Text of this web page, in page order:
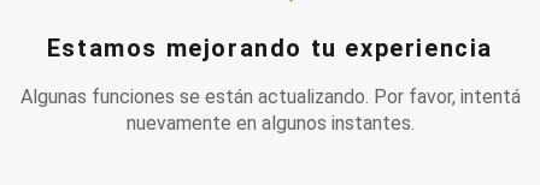
Estamos mejorando tu experiencia
Algunas funciones se están actualizando. Por favor, intentá
nuevamente en algunos instantes.